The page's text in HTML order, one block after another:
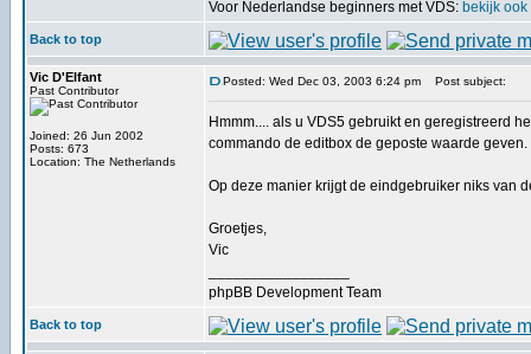
Voor Nederlandse beginners met VDS: bekijk
Back to top
Vic D'Elfant
Past Contributor
Joined: 26 Jun 2002
Posts: 673
Location: The Netherlands
Posted: Wed Dec 03, 2003 6:24 pm Post subject:
Hmmm.... als u VDS5 gebruikt en geregistreerd
commando de editbox de geposte waarde geven.
Op deze manier krijgt de eindgebruiker niks van
Groetjes,
Vic
phpBB Development Team
Back to top